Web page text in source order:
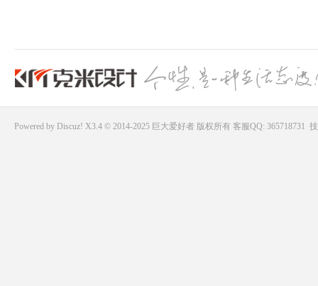
Powered by Discuz! X3.4 © 2014-2025 巨大爱好者版权所有 客服QQ: 365718731